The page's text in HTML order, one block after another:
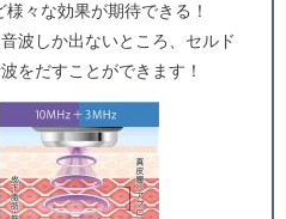
々な効果が期待できる！
波しか出ないところ、セルド
をだすことができます！